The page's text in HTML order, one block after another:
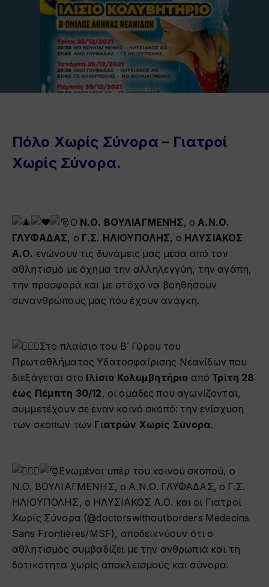
Πόλο Χωρίς Σύνορα – Γιατροί
Χωρίς Σύνορα.
Ο Ν.Ο. ΒΟΥΛΙΑΓΜΕΝΗΣ, ο Α.Ν.Ο.
ΓΛΥΦΑΔΑΣ, ο Γ.Σ. ΗΛΙΟΥΠΟΛΗΣ, ο ΗΛΥΣΙΑΚΟΣ
Α.Ο. ενώνουν τις δυνάμεις μας μέσα από τον
αθλητισμό με όχημα την αλληλεγγύη, την αγάπη,
την προσφορά και με στόχο να βοηθήσουν
συνανθρώπους μας που έχουν ανάγκη.
Στο πλαίσιο του Β΄ Γύρου του
Πρωταθλήματος Υδατοσφαίρισης Νεανίδων που
διεξάγεται στο Ιλίσιο Κολυμβητήριο από Τρίτη 28
έως Πέμπτη 30/12, οι ομάδες που αγωνίζονται,
συμμετέχουν σε έναν κοινό σκοπό: την ενίσχυση
των σκοπών των Γιατρών Χωρίς Σύνορα.
Ενωμένοι υπέρ του κοινού σκοπού, ο
Ν.Ο. ΒΟΥΛΙΑΓΜΕΝΗΣ, ο Α.Ν.Ο. ΓΛΥΦΑΔΑΣ, ο Γ.Σ.
ΗΛΙΟΥΠΟΛΗΣ, ο ΗΛΥΣΙΑΚΟΣ Α.Ο. και οι Γιατροί
Χωρίς Σύνορα (@doctorswithoutborders Médecins
Sans Frontières/MSF), αποδεικνύουν ότι ο
αθλητισμός συμβαδίζει με την ανθρωπιά και τη
δοτικότητα χωρίς αποκλεισμούς και σύνορα.